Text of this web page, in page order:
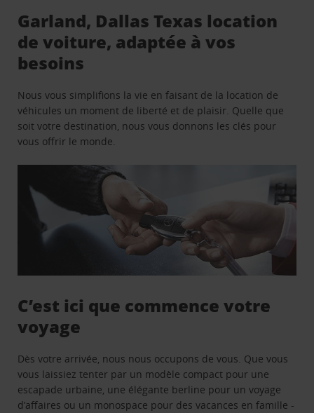
Garland, Dallas Texas location
de voiture, adaptée à vos
besoins
Nous vous simplifions la vie en faisant de la location de
véhicules un moment de liberté et de plaisir. Quelle que
soit votre destination, nous vous donnons les clés pour
vous offrir le monde.
C’est ici que commence votre
voyage
Dès votre arrivée, nous nous occupons de vous. Que vous
vous laissiez tenter par un modèle compact pour une
escapade urbaine, une élégante berline pour un voyage
d’affaires ou un monospace pour des vacances en famille -